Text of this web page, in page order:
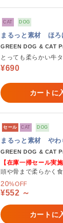
CAT DOG
まるっと素材 ほろ
GREEN DOG & CAT
とっても柔らかい牛
¥690
カートに
セール CAT DOG
まるっと素材 やわ
GREEN DOG & CAT
【在庫一掃セール実施
頭や骨まで柔らかく
20%OFF
¥552 ～
カートに